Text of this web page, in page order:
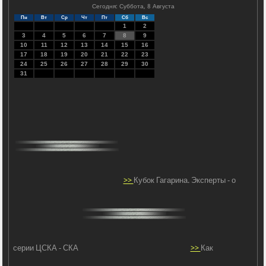
Сегодня: Суббота, 8 Августа
Пн Вт Ср Чт Пт Сб Вс
1
2
3
4 5 6 7 8
9
10
11 12 13 14 15
16
17
18 19 20 21 22
23
24
25 26 27 28 29
30
31
>>Кубок Гагарина. Эксперты - о
серии ЦСКА - СКА >>Как